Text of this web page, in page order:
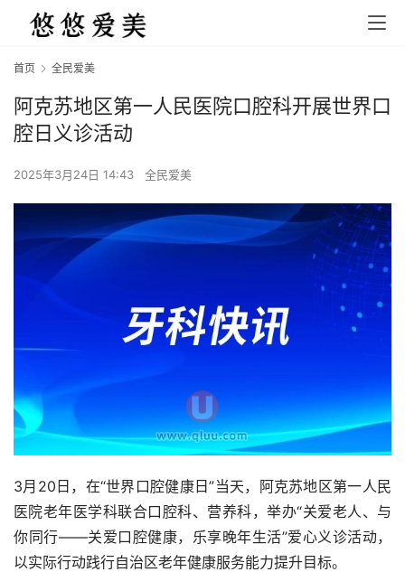
首页 全民爱美
阿克苏地区第一人民医院口腔科开展世界口
腔日义诊活动
2025年3月24日 14:43 全民爱美
3月20日，在“世界口腔健康日”当天，阿克苏地区第一人民
医院老年医学科联合口腔科、营养科，举办“关爱老人、与
你同行——关爱口腔健康，乐享晚年生活”爱心义诊活动，
以实际行动践行自治区老年健康服务能力提升目标。